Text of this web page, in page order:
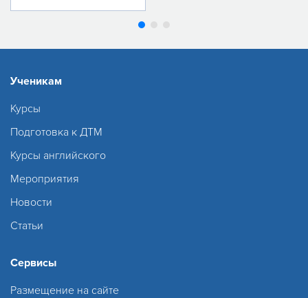
Ученикам
Курсы
Подготовка к ДТМ
Курсы английского
Мероприятия
Новости
Статьи
Сервисы
Размещение на сайте